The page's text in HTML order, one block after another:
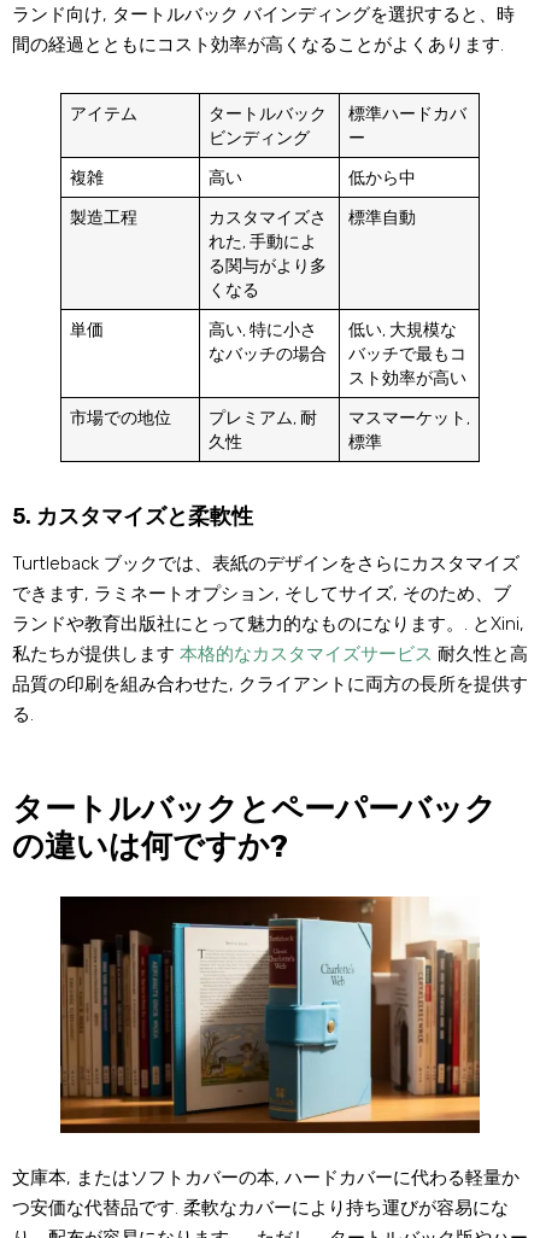
ランド向け, タートルバック バインディングを選択すると、時
間の経過とともにコスト効率が高くなることがよくあります.
アイテム
タートルバック
ビンディング
標準ハードカバ
ー
複雑 高い 低から中
製造工程
カスタマイズさ
れた, 手動によ
る関与がより多
くなる
標準自動
単価
高い, 特に小さ
なバッチの場合
低い, 大規模な
バッチで最もコ
スト効率が高い
市場での地位
プレミアム, 耐
久性
マスマーケット,
標準
5. カスタマイズと柔軟性
Turtleback ブックでは、表紙のデザインをさらにカスタマイズ
できます, ラミネートオプション, そしてサイズ, そのため、ブ
ランドや教育出版社にとって魅力的なものになります。. とXini,
私たちが提供します 本格的なカスタマイズサービス 耐久性と高
品質の印刷を組み合わせた, クライアントに両方の長所を提供す
る.
タートルバックとペーパーバック
の違いは何ですか?
文庫本, またはソフトカバーの本, ハードカバーに代わる軽量か
つ安価な代替品です. 柔軟なカバーにより持ち運びが容易にな